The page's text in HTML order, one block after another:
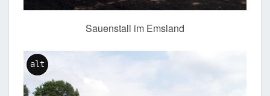
Sauenstall im Emsland
alt